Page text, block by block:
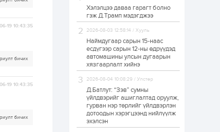
19 10:43:35
бичих
19 10:43:35
бичих
Т.Жанлав: Бидний
"Шугаман бус
системийг ойролцоо
бодох супер схемүүд"
бүтээл тооцон
бодох...
22 цаг 3
С.Бямбацогт:
Хэлэлцүүлгээс илүү
хэрэгжилт,
амлалтаас илүү
бодит үр дүн чухал
1 өдөр 0 0
Неймар зодог тайлах
шийднэ
Хэлэлцээ даваа гарагт болно
гэж Д.Трамп мэдэгджээ
2026-08-03 12:58:14 / Хууль
Наймдугаар сарын 15-наас
есдүгээр сарын 12-ны өдрүүдэд
автомашины улсын дугаарын
хязгаарлалт хийнэ
2026-08-04 10:08:29 / Улстөр
Д.Батлут: “Зэв” сумны
үйлдвэрийг ашиглалтад оруулж,
гурван нэр төрлийг үйлдвэрлэн
дотоодын хэрэгцээнд нийлүүлж
эхэлсэн